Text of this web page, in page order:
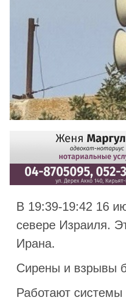
В 19:39-19:42 16
севере Израиля.
Ирана.
Сирены и взрывы
Работают